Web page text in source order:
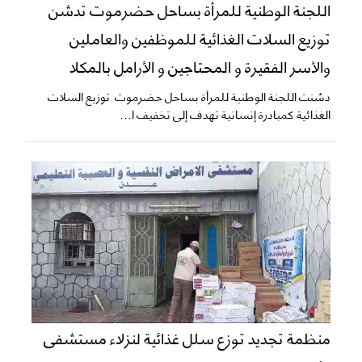
اللجنة الوطنية للمرأة بساحل حضرموت تدشن
توزيع السلات الغذائية للموظفين والعاملين
والأسر الفقيرة و المحتاجين و الأرامل بالمكلا
دشنت اللجنة الوطنية للمرأة بساحل حضرموت توزيع السلات
الغذائية كمبادرة إنسانية تهدف إلى تخفيف ا...
منظمة تجديد توزع سلل غذائية لنزلاء مستشفى